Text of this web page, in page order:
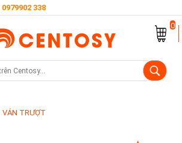
0979902 338
0
VÁN TRƯỢT